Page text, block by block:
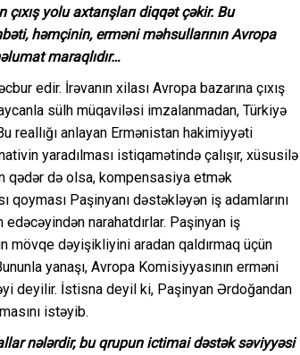
yolu axtarışları diqqət çəkir. Bu
həmçinin, erməni məhsullarının Avropa
maraqlıdır…
edir. İrəvanın xilası Avropa bazarına çıxış
sülh müqaviləsi imzalanmadan, Türkiyə
reallığı anlayan Ermənistan hakimiyyəti
yaradılması istiqamətində çalışır, xüsusilə
qədər də olsa, kompensasiya etmək
qoyması Paşinyanı dəstəkləyən iş adamlarını
narahatdırlar. Paşinyan iş
mövqe dəyişikliyini aradan qaldırmaq üçün
yanaşı, Avropa Komisiyyasının erməni
deyilir. İstisna deyil ki, Paşinyan Ərdoğandan
istəyib.
nələrdir, bu qrupun ictimai dəstək səviyyəsi